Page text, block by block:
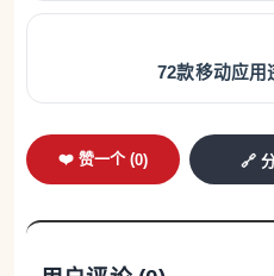
72款移动应
❤️ 赞一个 (0) 🔗